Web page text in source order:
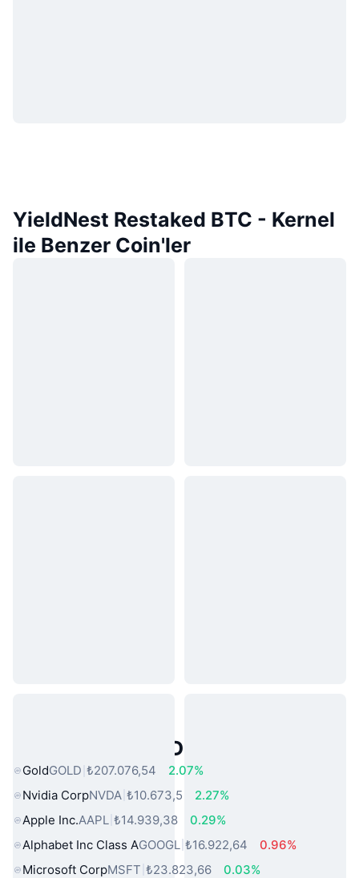
YieldNest Restaked BTC - Kernel
ile Benzer Coin'ler
Popüler Gerçek Dünya Varlıkları
GoldGOLD ₺207.076,54
2.07%
Nvidia CorpNVDA ₺10.673,5
2.27%
Apple Inc.AAPL ₺14.939,38
0.29%
Alphabet Inc Class AGOOGL ₺16.922,64
0.96%
Microsoft CorpMSFT ₺23.823,66
0.03%